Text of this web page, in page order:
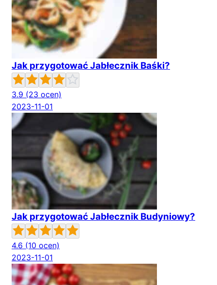
Jak przygotować Jabłecznik Baśki?
3.9 (23 ocen)
2023-11-01
Jak przygotować Jabłecznik Budyniowy?
4.6 (10 ocen)
2023-11-01